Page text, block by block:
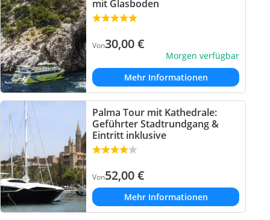
mit Glasboden
Von30,00€
Morgen verfügbar
Mehr Informationen
Palma Tour mit Kathedrale:
Geführter Stadtrundgang &
Eintritt inklusive
Von52,00€
Mehr Informationen